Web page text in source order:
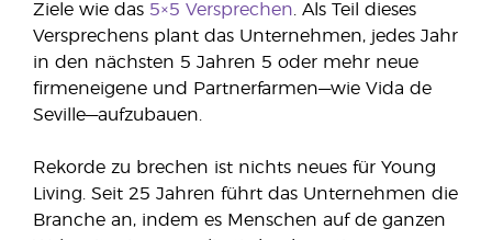
Ziele wie das 5×5 Versprechen . Als Teil dieses
Versprechens plant das Unternehmen, jedes Jahr
in den nächsten 5 Jahren 5 oder mehr neue
firmeneigene und Partnerfarmen—wie Vida de
Seville—aufzubauen.
Rekorde zu brechen ist nichts neues für Young
Living. Seit 25 Jahren führt das Unternehmen die
Branche an, indem es Menschen auf de ganzen